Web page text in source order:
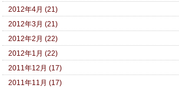
2012年4月 (21)
2012年3月 (21)
2012年2月 (22)
2012年1月 (22)
2011年12月 (17)
2011年11月 (17)